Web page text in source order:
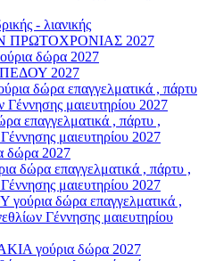
- λιανικής
ΠΡΩΤΟΧΡΟΝΙΑΣ 2027
δώρα 2027
2027
δώρα επαγγελματικά , πάρτυ
Γέννησης μαιευτηρίου 2027
επαγγελματικά , πάρτυ ,
μαιευτηρίου 2027
2027
επαγγελματικά , πάρτυ ,
μαιευτηρίου 2027
δώρα επαγγελματικά ,
Γέννησης μαιευτηρίου
γούρια δώρα 2027